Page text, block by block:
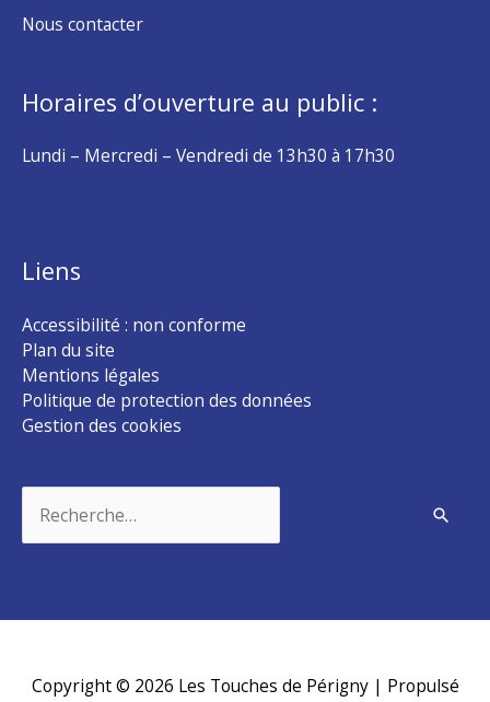
Nous contacter
Horaires d’ouverture au public :
Lundi – Mercredi – Vendredi de 13h30 à 17h30
Liens
Accessibilité : non conforme
Plan du site
Mentions légales
Politique de protection des données
Gestion des cookies
Copyright © 2026 Les Touches de Périgny| Propulsé